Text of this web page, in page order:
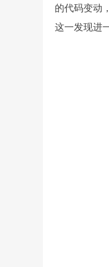
的代码变动
这一发现进